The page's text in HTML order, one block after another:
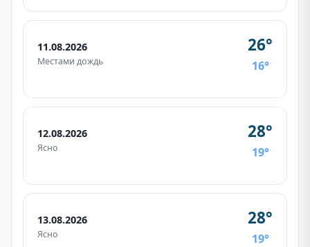
11.08.2026
Местами дождь
26°
16°
12.08.2026
Ясно
28°
19°
13.08.2026
Ясно
28°
19°